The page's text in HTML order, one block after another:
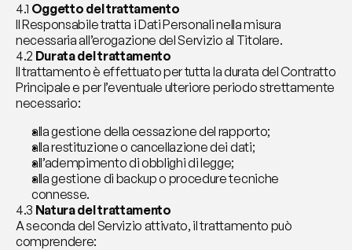
4.1 Oggetto del trattamento
Il Responsabile tratta i Dati Personali nella misura
necessaria all’erogazione del Servizio al Titolare.
4.2 Durata del trattamento
Il trattamento è effettuato per tutta la durata del Contratto
Principale e per l’eventuale ulteriore periodo strettamente
necessario:
alla gestione della cessazione del rapporto;
alla restituzione o cancellazione dei dati;
all’adempimento di obblighi di legge;
alla gestione di backup o procedure tecniche
connesse.
4.3 Natura del trattamento
A seconda del Servizio attivato, il trattamento può
comprendere: